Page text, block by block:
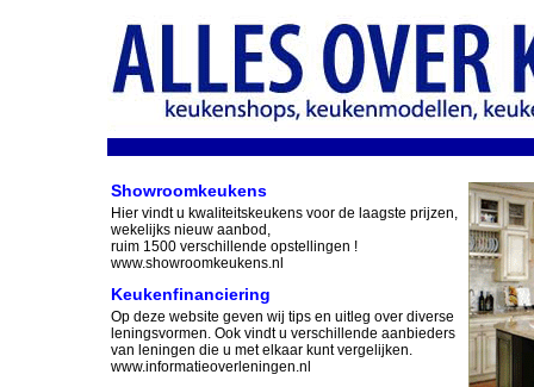
Showroomkeukens
Hier vindt u kwaliteitskeukens voor de laagste prijzen,
wekelijks nieuw aanbod,
ruim 1500 verschillende opstellingen !
www.showroomkeukens.nl
Keukenfinanciering
Op deze website geven wij tips en uitleg over diverse
leningsvormen. Ook vindt u verschillende aanbieders
van leningen die u met elkaar kunt vergelijken.
www.informatieoverleningen.nl